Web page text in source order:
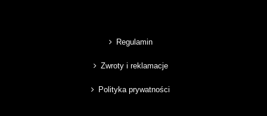
Regulamin
Zwroty i reklamacje
Polityka prywatności